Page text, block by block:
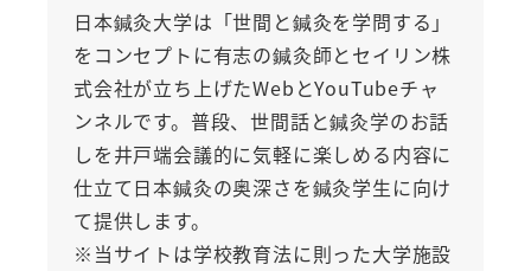
日本鍼灸大学は「世間と鍼灸を学問する」
をコンセプトに有志の鍼灸師とセイリン株
式会社が立ち上げたWebとYouTubeチャ
ンネルです。普段、世間話と鍼灸学のお話
しを井戸端会議的に気軽に楽しめる内容に
仕立て日本鍼灸の奥深さを鍼灸学生に向け
て提供します。
※当サイトは学校教育法に則った大学施設